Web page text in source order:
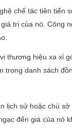
chế tác tiên tiến
trị của nó. Công
thương hiệu xa xỉ
trong danh sách
lịch sử hoặc chủ
đến giá của nó